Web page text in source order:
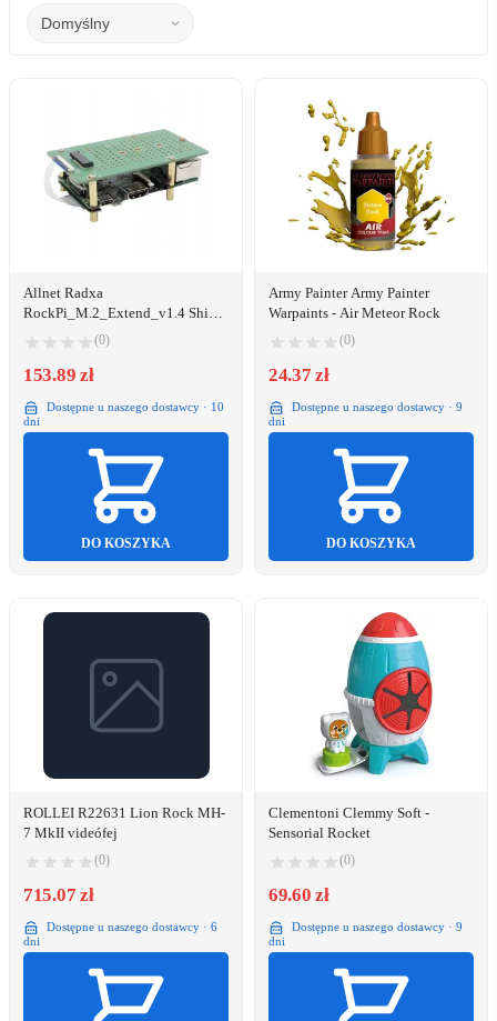
Allnet Radxa
RockPi_M.2_Extend_v1.4 Shield
Pasuje do: Rock Pi
(0)
153.89 zł
Dostępne u naszego dostawcy · 10
dni
DO KOSZYKA
Army Painter Army Painter
Warpaints - Air Meteor Rock
(0)
24.37 zł
Dostępne u naszego dostawcy · 9
dni
DO KOSZYKA
ROLLEI R22631 Lion Rock MH-
7 MkII videófej
(0)
715.07 zł
Dostępne u naszego dostawcy · 6
dni
Clementoni Clemmy Soft -
Sensorial Rocket
(0)
69.60 zł
Dostępne u naszego dostawcy · 9
dni